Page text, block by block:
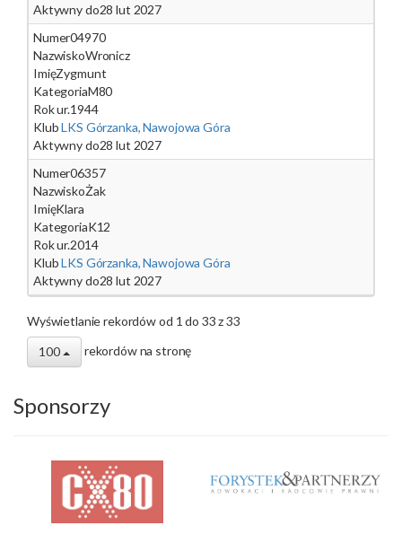
Aktywny do28 lut 2027
Numer04970
NazwiskoWronicz
ImięZygmunt
KategoriaM80
Rok ur.1944
KlubLKS Górzanka, Nawojowa Góra
Aktywny do28 lut 2027
Numer06357
NazwiskoŻak
ImięKlara
KategoriaK12
Rok ur.2014
KlubLKS Górzanka, Nawojowa Góra
Aktywny do28 lut 2027
Wyświetlanie rekordów od 1 do 33 z 33
100
rekordów na stronę
Sponsorzy